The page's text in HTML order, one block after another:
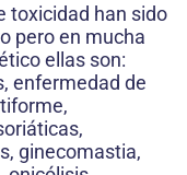
toxicidad han sido
pero en mucha
ellas son:
enfermedad de
ginecomastia,